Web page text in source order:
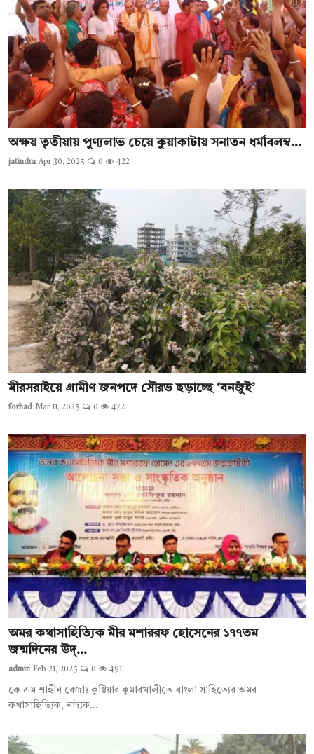
অক্ষয় তৃতীয়ায় পুণ্যলাভ চেয়ে কুয়াকাটায় সনাতন ধর্মাবলম্ব...
jatindra Apr 30, 2025 0 422
মীরসরাইয়ে গ্রামীণ জনপদে সৌরভ ছড়াচ্ছে ‘বনজুঁই’
forhad Mar 11, 2025 0 472
অমর কথাসাহিত্যিক মীর মশাররফ হোসেনের ১৭৭তম
জন্মদিনের উদ্...
admin Feb 21, 2025 0 491
কে এম শাহীন রেজাঃ কুষ্টিয়ার কুমারখালীতে বাংলা সাহিত্যের অমর
কথাসাহিত্যিক, নাট্যক...